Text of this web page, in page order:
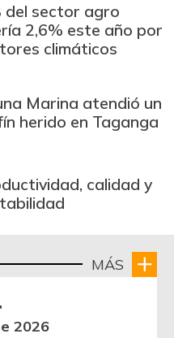
del sector agro
2,6% este año por
climáticos
Marina atendió un
herido en Taganga
calidad y
MÁS
2026